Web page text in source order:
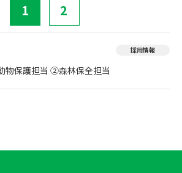
1 2
採用情報
物保護担当 ②森林保全担当